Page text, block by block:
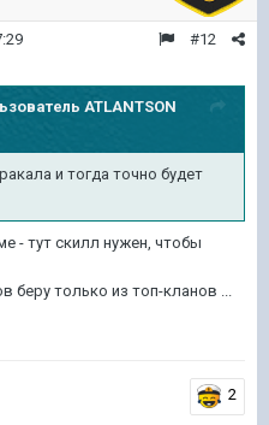
#12
ATLANTSON
и тогда точно будет
- тут скилл нужен, чтобы
беру только из топ-кланов ...
2